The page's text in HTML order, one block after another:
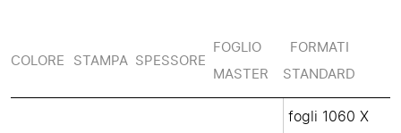
COLORE STAMPA SPESSORE
FOGLIO
MASTER
FORMATI
STANDARD
fogli 1060 X